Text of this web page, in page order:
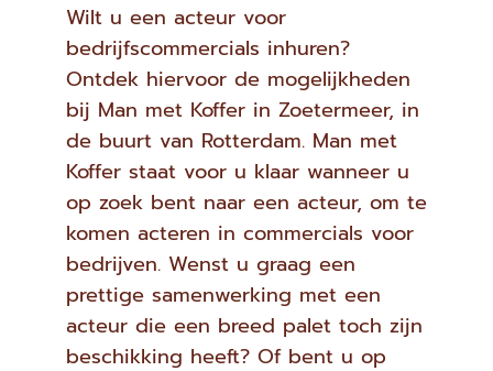
Wilt u een acteur voor
bedrijfscommercials inhuren?
Ontdek hiervoor de mogelijkheden
bij Man met Koffer in Zoetermeer, in
de buurt van Rotterdam. Man met
Koffer staat voor u klaar wanneer u
op zoek bent naar een acteur, om te
komen acteren in commercials voor
bedrijven. Wenst u graag een
prettige samenwerking met een
acteur die een breed palet toch zijn
beschikking heeft? Of bent u op